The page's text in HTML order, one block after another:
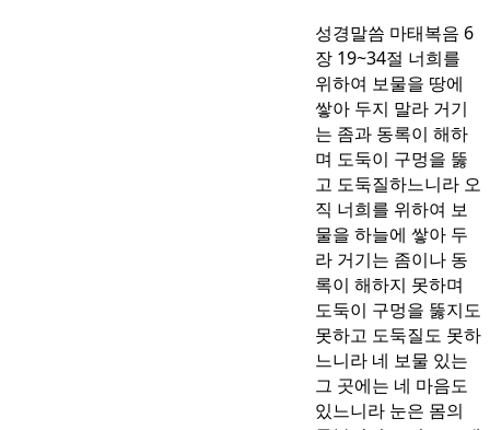
성경말씀 마태복음 6
장 19~34절 너희를
위하여 보물을 땅에
쌓아 두지 말라 거기
는 좀과 동록이 해하
며 도둑이 구멍을 뚫
고 도둑질하느니라 오
직 너희를 위하여 보
물을 하늘에 쌓아 두
라 거기는 좀이나 동
록이 해하지 못하며
도둑이 구멍을 뚫지도
못하고 도둑질도 못하
느니라 네 보물 있는
그 곳에는 네 마음도
있느니라 눈은 몸의